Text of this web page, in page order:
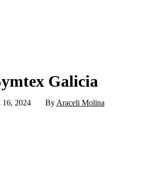
Galicia
16, 2024 By Araceli Molina